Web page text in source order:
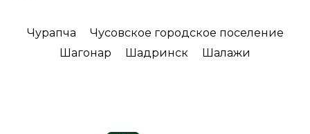
Чурапча
Чусовское городское поселение
Шагонар
Шадринск Шалажи